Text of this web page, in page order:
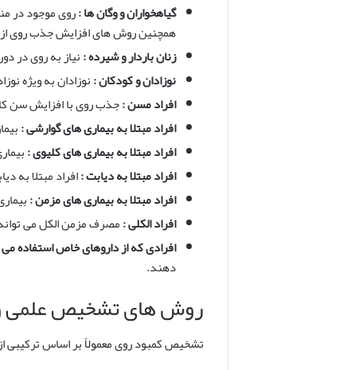
گیاهخواران و وگان ها :روی موجود در
همچنین روش های افزایش جذب روی از
زنان باردار و شیرده :نیاز به روی در
نوزادان و کودکان :نوزادان به ویژه
افراد مسن :جذب روی با افزایش سن
افراد مبتلا به بیماری های گوارشی :
افراد مبتلا به بیماری های کلیوی :
افراد مبتلا به دیابت :افراد مبتلا به
افراد مبتلا به بیماری های مزمن :
افراد الکلی :مصرف مزمن الکل می
افرادی که از داروهای خاص استفاده
دهند.
روش های تشخیص علمی
تشخیص کمبود روی معمولاً بر اساس ترکیبی